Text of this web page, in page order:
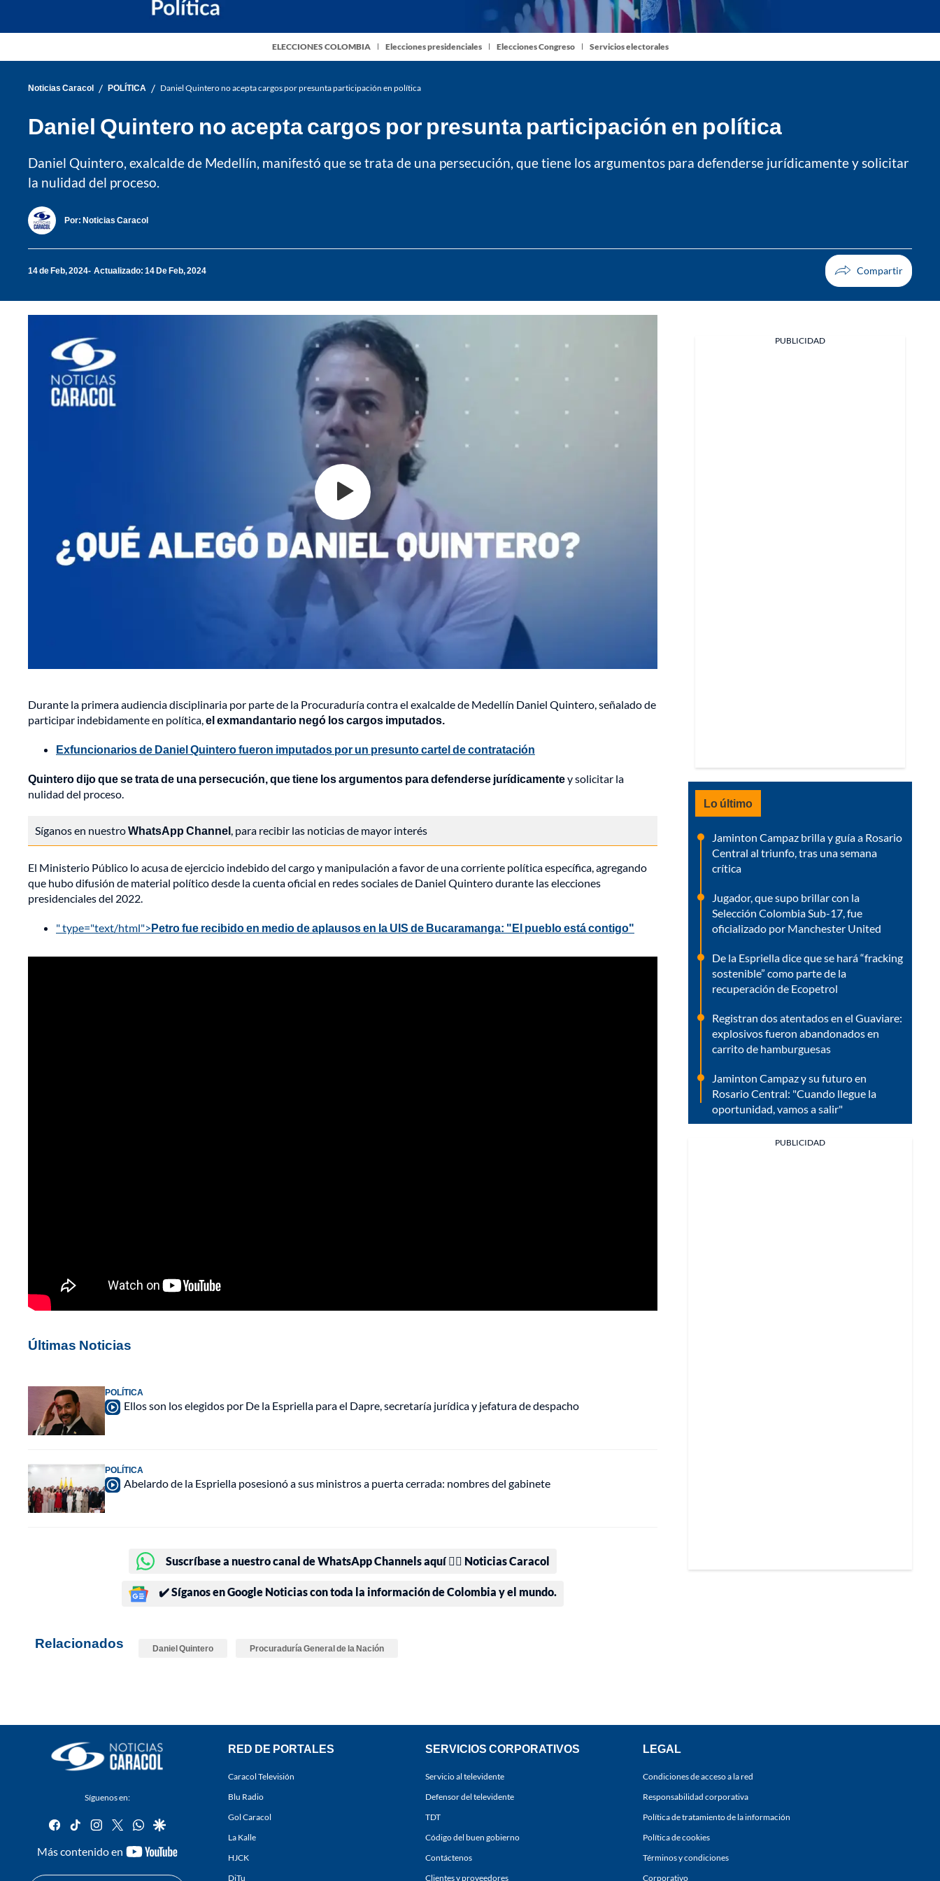
ELECCIONES COLOMBIA Elecciones presidenciales Elecciones Congreso Servicios electorales
Noticias Caracol / POLÍTICA / Daniel Quintero no acepta cargos por presunta participación en política
Daniel Quintero no acepta cargos por presunta participación en política
Daniel Quintero, exalcalde de Medellín, manifestó que se trata de una persecución, que tiene los argumentos para defenderse jurídicamente y solicitar
la nulidad del proceso.
Por: Noticias Caracol
14 de Feb, 2024 Actualizado: 14 De Feb, 2024
Durante la primera audiencia disciplinaria por parte de la Procuraduría contra el exalcalde de Medellín Daniel Quintero, señalado de
participar indebidamente en política,el exmandantario negó los cargos imputados.
Exfuncionarios de Daniel Quintero fueron imputados por un presunto cartel de contratación
Quintero dijo que se trata de una persecución, que tiene los argumentos para defenderse jurídicamentey solicitar la
nulidad del proceso.
Síganos en nuestroWhatsApp Channel, para recibir las noticias de mayor interés
El Ministerio Público lo acusa de ejercicio indebido del cargo y manipulación a favor de una corriente política específica, agregando
que hubo difusión de material político desde la cuenta oficial en redes sociales de Daniel Quintero durante las elecciones
presidenciales del 2022.
" type="text/html">Petro fue recibido en medio de aplausos en la UIS de Bucaramanga: "El pueblo está contigo"
Últimas Noticias
POLÍTICA
Ellos son los elegidos por De la Espriella para el Dapre, secretaría jurídica y jefatura de despacho
POLÍTICA
Abelardo de la Espriella posesionó a sus ministros a puerta cerrada: nombres del gabinete
Suscríbase a nuestro canal de WhatsApp Channels aquí 👉🏻 Noticias Caracol
✔️ Síganos en Google Noticias con toda la información de Colombia y el mundo.
Relacionados Daniel Quintero Procuraduría General de la Nación
PUBLICIDAD
Lo último
Jaminton Campaz brilla y guía a Rosario
Central al triunfo, tras una semana
crítica
Jugador, que supo brillar con la
Selección Colombia Sub-17, fue
oficializado por Manchester United
De la Espriella dice que se hará “fracking
sostenible” como parte de la
recuperación de Ecopetrol
Registran dos atentados en el Guaviare:
explosivos fueron abandonados en
carrito de hamburguesas
Jaminton Campaz y su futuro en
Rosario Central: "Cuando llegue la
oportunidad, vamos a salir"
PUBLICIDAD
Síguenos en:
facebook
tiktok instagram
twitterwhatsapp
google
Más contenido en
youtube-
RED DE PORTALES
Caracol Televisión
Blu Radio
Gol Caracol
La Kalle
HJCK
DiTu
SERVICIOS CORPORATIVOS
Servicio al televidente
Defensor del televidente
TDT
Código del buen gobierno
Contáctenos
Clientes y proveedores
LEGAL
Condiciones de acceso a la red
Responsabilidad corporativa
Política de tratamiento de la información
Política de cookies
Términos y condiciones
Corporativo